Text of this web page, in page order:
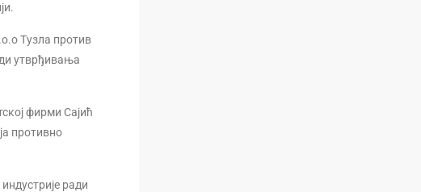
Тузла против
утврђивања
фирми Сајић
противно
ради